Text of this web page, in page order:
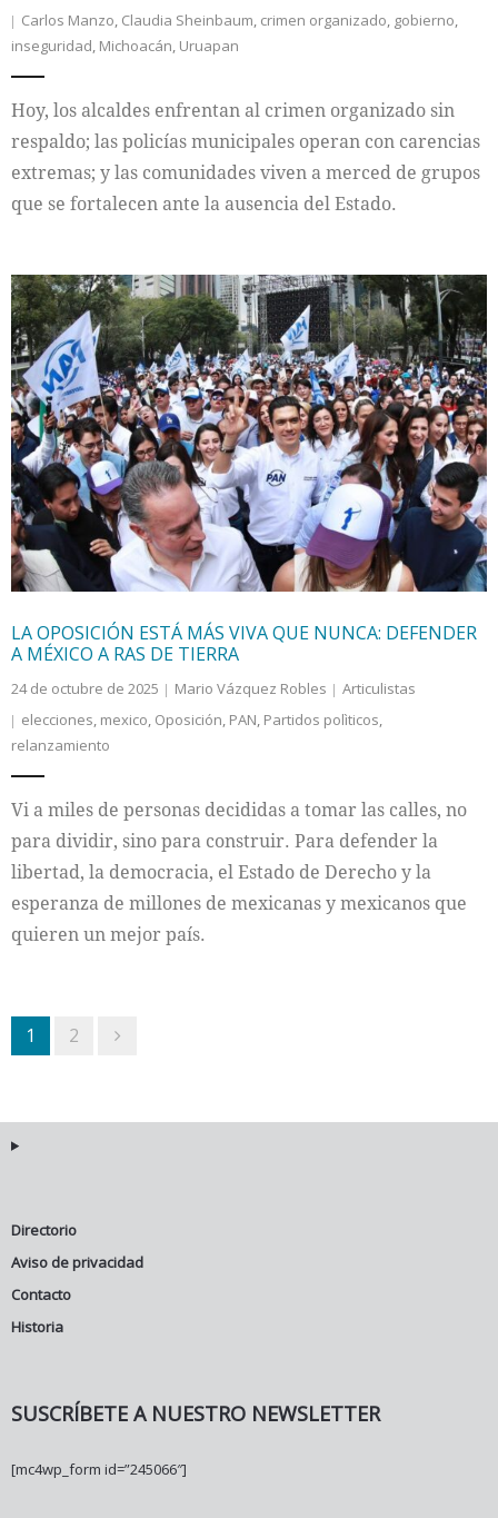
Carlos Manzo, Claudia Sheinbaum, crimen organizado, gobierno,
inseguridad, Michoacán, Uruapan
Hoy, los alcaldes enfrentan al crimen organizado sin
respaldo; las policías municipales operan con carencias
extremas; y las comunidades viven a merced de grupos
que se fortalecen ante la ausencia del Estado.
LA OPOSICIÓN ESTÁ MÁS VIVA QUE NUNCA: DEFENDER
A MÉXICO A RAS DE TIERRA
24 de octubre de 2025 Mario Vázquez Robles
Articulistas
elecciones, mexico, Oposición, PAN, Partidos polìticos,
relanzamiento
Vi a miles de personas decididas a tomar las calles, no
para dividir, sino para construir. Para defender la
libertad, la democracia, el Estado de Derecho y la
esperanza de millones de mexicanas y mexicanos que
quieren un mejor país.
1 2
Directorio
Aviso de privacidad
Contacto
Historia
SUSCRÍBETE A NUESTRO NEWSLETTER
[mc4wp_form id=”245066″]